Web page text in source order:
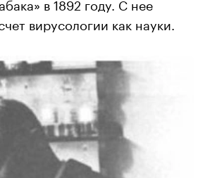
вирусологии как науки.